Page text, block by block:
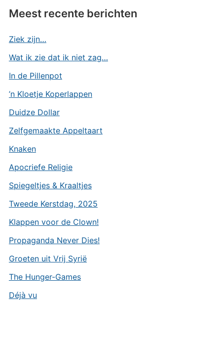
Meest recente berichten
Ziek zijn…
Wat ik zie dat ik niet zag…
In de Pillenpot
’n Kloetje Koperlappen
Duidze Dollar
Zelfgemaakte Appeltaart
Knaken
Apocriefe Religie
Spiegeltjes & Kraaltjes
Tweede Kerstdag, 2025
Klappen voor de Clown!
Propaganda Never Dies!
Groeten uit Vrij Syrië
The Hunger-Games
Déjà vu